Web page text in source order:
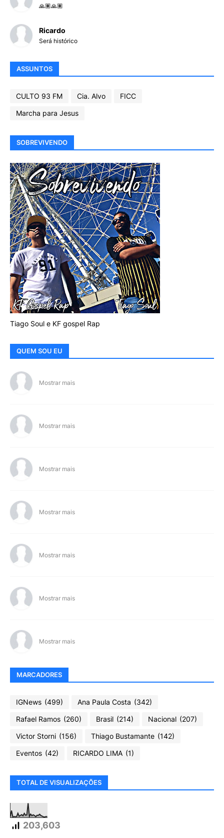
🙏🏽🙏🏽
Ricardo
Será histórico
ASSUNTOS
CULTO 93 FM Cia. Alvo
FICC
Marcha para Jesus
SOBREVIVENDO
Tiago Soul e KF gospel Rap
QUEM SOU EU
Mostrar mais
Mostrar mais
Mostrar mais
Mostrar mais
Mostrar mais
Mostrar mais
Mostrar mais
MARCADORES
IGNews (499) Ana Paula Costa (342)
Rafael Ramos (260) Brasil (214) Nacional (207)
Victor Storni (156) Thiago Bustamante (142)
Eventos (42) RICARDO LIMA (1)
TOTAL DE VISUALIZAÇÕES
203,603